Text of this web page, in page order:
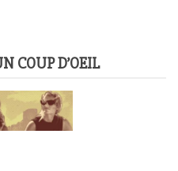
COUP D’OEIL